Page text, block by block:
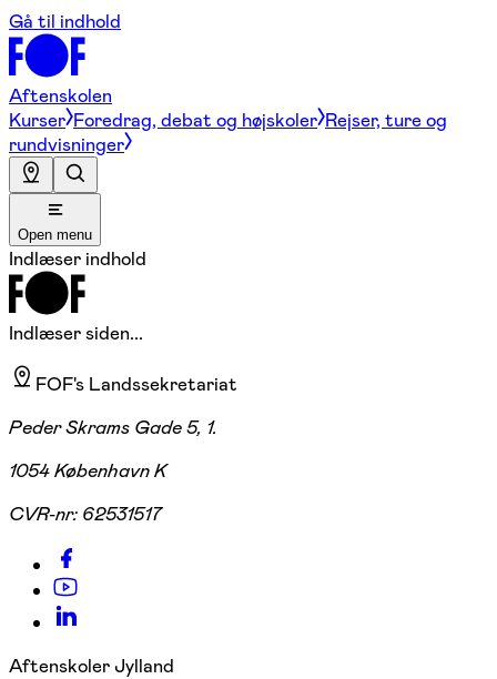
Gå til indhold
Aftenskolen
Kurser Foredrag, debat og højskoler Rejser, ture og
rundvisninger
Open menu
Indlæser indhold
Indlæser siden...
FOF's Landssekretariat
Peder Skrams Gade 5, 1.
1054 København K
CVR-nr: 62531517
Aftenskoler Jylland